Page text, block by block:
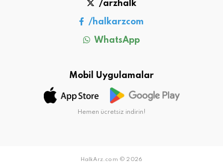
/arzhalk
/halkarzcom
WhatsApp
Mobil Uygulamalar
Hemen ücretsiz indirin!
HalkArz.com © 2026